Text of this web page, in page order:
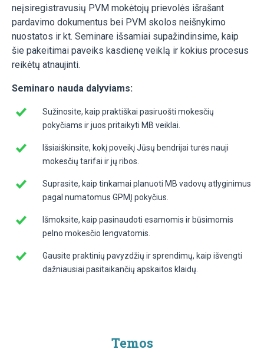
neįsiregistravusių PVM mokėtojų prievolės išrašant
pardavimo dokumentus bei PVM skolos neišnykimo
nuostatos ir kt. Seminare išsamiai supažindinsime, kaip
šie pakeitimai paveiks kasdienę veiklą ir kokius procesus
reikėtų atnaujinti.
Seminaro nauda dalyviams:
Sužinosite, kaip praktiškai pasiruošti mokesčių
pokyčiams ir juos pritaikyti MB veiklai.
Išsiaiškinsite, kokį poveikį Jūsų bendrijai turės nauji
mokesčių tarifai ir jų ribos.
Suprasite, kaip tinkamai planuoti MB vadovų atlyginimus
pagal numatomus GPMĮ pokyčius.
Išmoksite, kaip pasinaudoti esamomis ir būsimomis
pelno mokesčio lengvatomis.
Gausite praktinių pavyzdžių ir sprendimų, kaip išvengti
dažniausiai pasitaikančių apskaitos klaidų.
Temos